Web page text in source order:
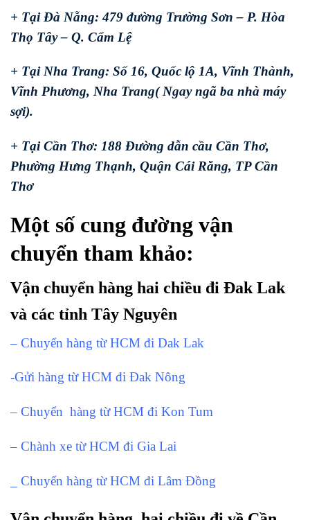
+ Tại Đà Nẵng: 479 đường Trường Sơn – P. Hòa
Thọ Tây – Q. Cẩm Lệ
+ Tại Nha Trang: Số 16, Quốc lộ 1A, Vĩnh Thành,
Vĩnh Phương, Nha Trang( Ngay ngã ba nhà máy
sợi).
+ Tại Cần Thơ: 188 Đường dẫn cầu Cần Thơ,
Phường Hưng Thạnh, Quận Cái Răng, TP Cần
Thơ
Một số cung đường vận
chuyển tham khảo:
Vận chuyển hàng hai chiều đi Đak Lak
và các tỉnh Tây Nguyên
– Chuyển hàng từ HCM đi Dak Lak
-Gửi hàng từ HCM đi Đak Nông
– Chuyển hàng từ HCM đi Kon Tum
– Chành xe từ HCM đi Gia Lai
_ Chuyển hàng từ HCM đi Lâm Đồng